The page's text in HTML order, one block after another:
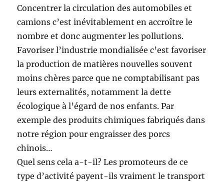
Concentrer la circulation des automobiles et
camions c’est inévitablement en accroître le
nombre et donc augmenter les pollutions.
Favoriser l’industrie mondialisée c’est favoriser
la production de matières nouvelles souvent
moins chères parce que ne comptabilisant pas
leurs externalités, notamment la dette
écologique à l’égard de nos enfants. Par
exemple des produits chimiques fabriqués dans
notre région pour engraisser des porcs
chinois…
Quel sens cela a-t-il? Les promoteurs de ce
type d’activité payent-ils vraiment le transport